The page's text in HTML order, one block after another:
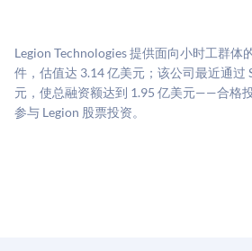
司可比倍数应用私有公司折扣，以
息不对称。此估值不构成投资建议
格存在重大差异。
Legion Technologies 提供面向小时工群体
件，估值达 3.14 亿美元；该公司最近通过
元，使总融资额达到 1.95 亿美元——合格
参与 Legion 股票投资。